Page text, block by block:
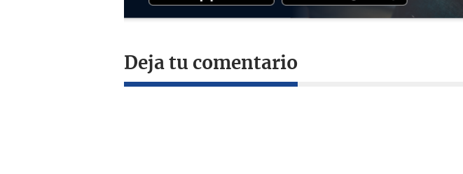
Deja tu comentario